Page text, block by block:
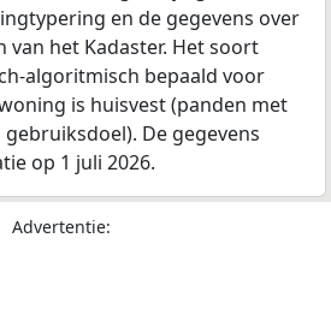
en de gegevens over
van het Kadaster. Het soort
algoritmisch bepaald voor
is huisvest (panden met
De gegevens
op 1 juli 2026.
Advertentie: